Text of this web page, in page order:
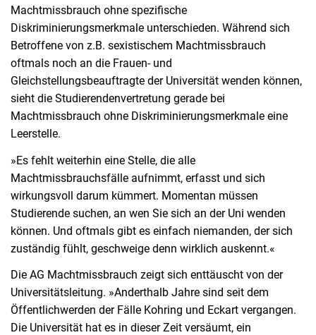
Machtmissbrauch ohne spezifische
Diskriminierungsmerkmale unterschieden. Während sich
Betroffene von z.B. sexistischem Machtmissbrauch
oftmals noch an die Frauen- und
Gleichstellungsbeauftragte der Universität wenden können,
sieht die Studierendenvertretung gerade bei
Machtmissbrauch ohne Diskriminierungsmerkmale eine
Leerstelle.
»Es fehlt weiterhin eine Stelle, die alle
Machtmissbrauchsfälle aufnimmt, erfasst und sich
wirkungsvoll darum kümmert. Momentan müssen
Studierende suchen, an wen Sie sich an der Uni wenden
können. Und oftmals gibt es einfach niemanden, der sich
zuständig fühlt, geschweige denn wirklich auskennt.«
Die AG Machtmissbrauch zeigt sich enttäuscht von der
Universitätsleitung. »Anderthalb Jahre sind seit dem
Öffentlichwerden der Fälle Kohring und Eckart vergangen.
Die Universität hat es in dieser Zeit versäumt, ein